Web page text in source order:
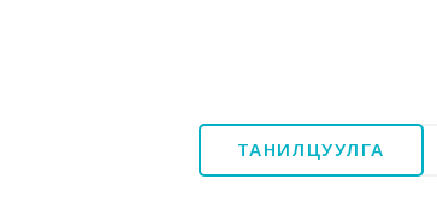
ТАНИЛЦУУЛГА